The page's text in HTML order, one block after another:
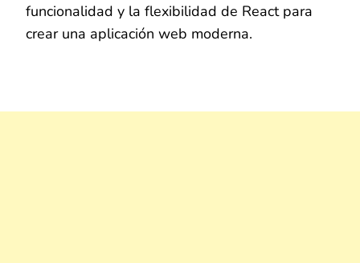
funcionalidad y la flexibilidad de React para
crear una aplicación web moderna.